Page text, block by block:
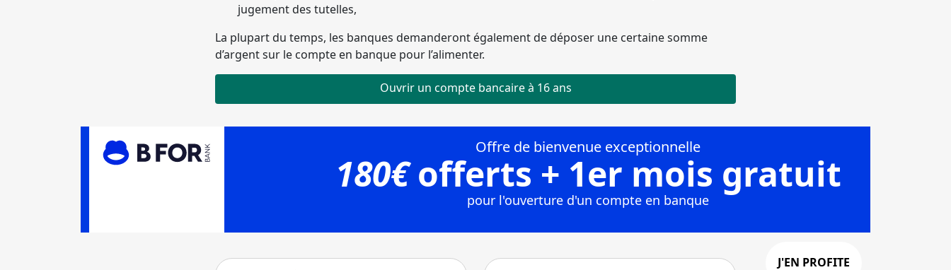
jugement des tutelles,
La plupart du temps, les banques demanderont également de déposer une certaine somme
d’argent sur le compte en banque pour l’alimenter.
Ouvrir un compte bancaire à 16 ans